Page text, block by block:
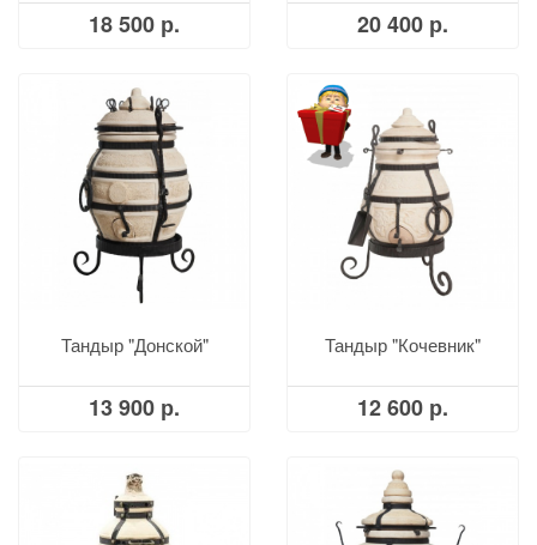
18 500 р. 20 400 р.
Тандыр "Донской"
13 900 р.
Тандыр "Кочевник"
12 600 р.